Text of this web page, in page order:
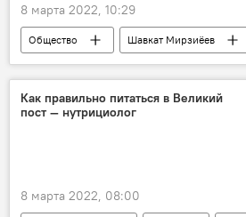
8 марта 2022, 10:29
Общество Шавкат Мирзиёев
Как правильно питаться в Великий
пост — нутрициолог
8 марта 2022, 08:00